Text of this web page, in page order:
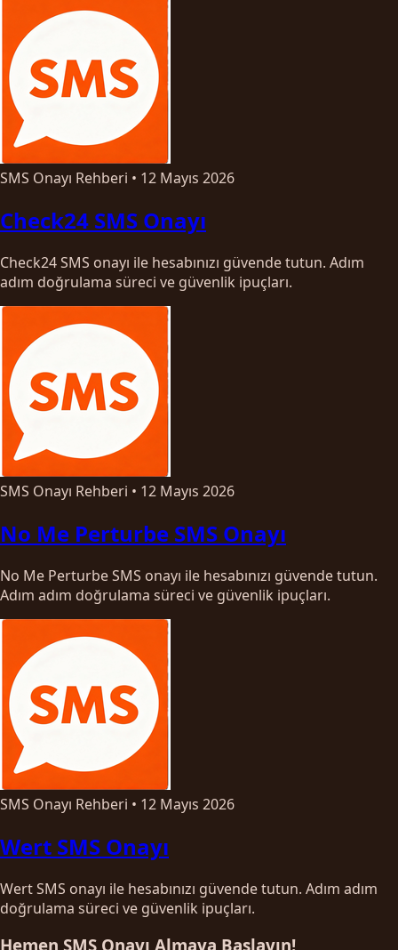
SMS Onayı Rehberi • 12 Mayıs 2026
Check24 SMS Onayı
Check24 SMS onayı ile hesabınızı güvende tutun. Adım
adım doğrulama süreci ve güvenlik ipuçları.
SMS Onayı Rehberi • 12 Mayıs 2026
No Me Perturbe SMS Onayı
No Me Perturbe SMS onayı ile hesabınızı güvende tutun.
Adım adım doğrulama süreci ve güvenlik ipuçları.
SMS Onayı Rehberi • 12 Mayıs 2026
Wert SMS Onayı
Wert SMS onayı ile hesabınızı güvende tutun. Adım adım
doğrulama süreci ve güvenlik ipuçları.
Hemen SMS Onayı Almaya Başlayın!